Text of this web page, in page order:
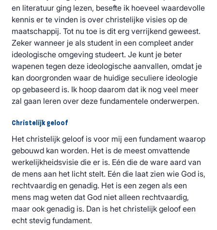
en literatuur ging lezen, besefte ik hoeveel waardevolle
kennis er te vinden is over christelijke visies op de
maatschappij. Tot nu toe is dit erg verrijkend geweest.
Zeker wanneer je als student in een compleet ander
ideologische omgeving studeert. Je kunt je beter
wapenen tegen deze ideologische aanvallen, omdat je
kan doorgronden waar de huidige seculiere ideologie
op gebaseerd is. Ik hoop daarom dat ik nog veel meer
zal gaan leren over deze fundamentele onderwerpen.
Christelijk geloof
Het christelijk geloof is voor mij een fundament waarop
gebouwd kan worden. Het is de meest omvattende
werkelijkheidsvisie die er is. Eén die de ware aard van
de mens aan het licht stelt. Eén die laat zien wie God is,
rechtvaardig en genadig. Het is een zegen als een
mens mag weten dat God niet alleen rechtvaardig,
maar ook genadig is. Dan is het christelijk geloof een
echt stevig fundament.